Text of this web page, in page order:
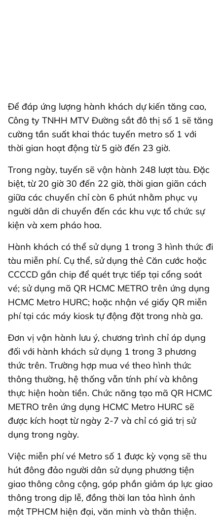
Để đáp ứng lượng hành khách dự kiến tăng cao,
Công ty TNHH MTV Đường sắt đô thị số 1 sẽ tăng
cường tần suất khai thác tuyến metro số 1 với
thời gian hoạt động từ 5 giờ đến 23 giờ.
Trong ngày, tuyến sẽ vận hành 248 lượt tàu. Đặc
biệt, từ 20 giờ 30 đến 22 giờ, thời gian giãn cách
giữa các chuyến chỉ còn 6 phút nhằm phục vụ
người dân di chuyển đến các khu vực tổ chức sự
kiện và xem pháo hoa.
Hành khách có thể sử dụng 1 trong 3 hình thức đi
tàu miễn phí. Cụ thể, sử dụng thẻ Căn cước hoặc
CCCCD gắn chip để quét trực tiếp tại cổng soát
vé; sử dụng mã QR HCMC METRO trên ứng dụng
HCMC Metro HURC; hoặc nhận vé giấy QR miễn
phí tại các máy kiosk tự động đặt trong nhà ga.
Đơn vị vận hành lưu ý, chương trình chỉ áp dụng
đối với hành khách sử dụng 1 trong 3 phương
thức trên. Trường hợp mua vé theo hình thức
thông thường, hệ thống vẫn tính phí và không
thực hiện hoàn tiền. Chức năng tạo mã QR HCMC
METRO trên ứng dụng HCMC Metro HURC sẽ
được kích hoạt từ ngày 2-7 và chỉ có giá trị sử
dụng trong ngày.
Việc miễn phí vé Metro số 1 được kỳ vọng sẽ thu
hút đông đảo người dân sử dụng phương tiện
giao thông công cộng, góp phần giảm áp lực giao
thông trong dịp lễ, đồng thời lan tỏa hình ảnh
một TPHCM hiện đại, văn minh và thân thiện.